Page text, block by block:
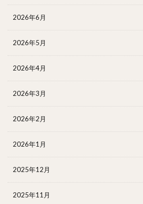
2026年6月
2026年5月
2026年4月
2026年3月
2026年2月
2026年1月
2025年12月
2025年11月